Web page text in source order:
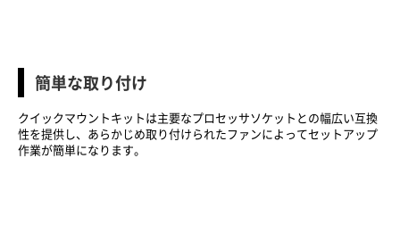
簡単な取り付け
クイックマウントキットは主要なプロセッサソケットとの幅広い互換
性を提供し、あらかじめ取り付けられたファンによってセットアップ
作業が簡単になります。